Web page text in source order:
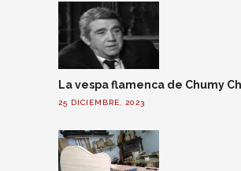
La vespa flamenca de Chumy
25 DICIEMBRE, 2023